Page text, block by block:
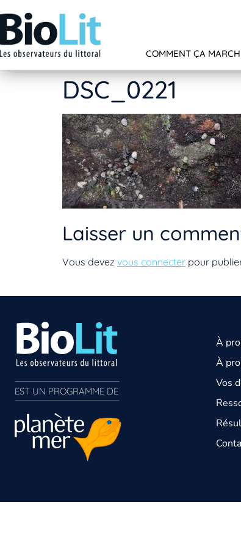
COMMENT ÇA
DSC_0221
Laisser un
Vous devez vous connecter pour
EST UN PROGRAMME DE
À
À
Vos